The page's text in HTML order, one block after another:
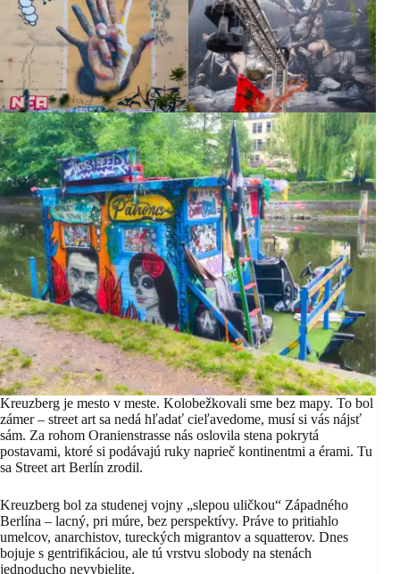
Kreuzberg je mesto v meste. Kolobežkovali sme bez mapy. To bol
zámer – street art sa nedá hľadať cieľavedome, musí si vás nájsť
sám. Za rohom Oranienstrasse nás oslovila stena pokrytá
postavami, ktoré si podávajú ruky naprieč kontinentmi a érami. Tu
sa Street art Berlín zrodil.
Kreuzberg bol za studenej vojny „slepou uličkou“ Západného
Berlína – lacný, pri múre, bez perspektívy. Práve to pritiahlo
umelcov, anarchistov, tureckých migrantov a squatterov. Dnes
bojuje s gentrifikáciou, ale tú vrstvu slobody na stenách
jednoducho nevybielite.